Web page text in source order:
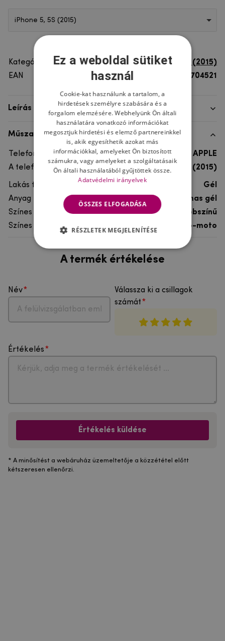
iPhone 5, 5S (2015)
Kategória
iPhone 5, 5S (2015)
EAN
8596579704521
Leírás
Műszaki adatok
Telefon márka
APPLE
A telefonmodellhez
iPhone 5, 5S (2015)
Lakás típusa
Gél
Anyag
rugalmas gél
Színes
többszínű
Színes motívum
Auto-moto
A termék értékelése
Név
Válassza ki a csillagok
számát
Értékelés
Értékelés küldése
* A minősítést a webáruház üzemeltetője a közzététel előtt
kétszeresen ellenőrzi.
Ez a weboldal sütiket
használ
Cookie-kat használunk a tartalom, a
hirdetések személyre szabására és a
forgalom elemzésére. Webhelyünk Ön általi
használatára vonatkozó információkat
megosztjuk hirdetési és elemző partnereinkkel
is, akik egyesíthetik azokat más
információkkal, amelyeket Ön biztosított
számukra, vagy amelyeket a szolgáltatásaik
Ön általi használatából gyűjtöttek össze.
Adatvédelmi irányelvek
ÖSSZES ELFOGADÁSA
RÉSZLETEK MEGJELENÍTÉSE